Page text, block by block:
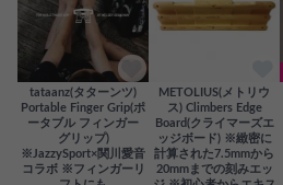
tataanz(タターンツ)
Portable Finger Grip(ポ
ータブル フィンガー
グリップ)
※JazzySport×関川愛音
コラボ ※フィンガーリ
METOLIUS(メトリウ
ス) Climbers Edge
Board(クライマーズエ
ッジボード) ※緻密に
計算された7.5mmから
20mmまでの刻みエッ